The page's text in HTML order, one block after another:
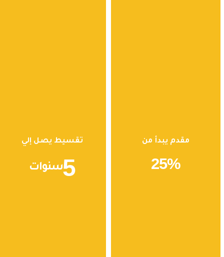
مقدم يبدأ من
25
تقسيط يصل إلي
سنوات